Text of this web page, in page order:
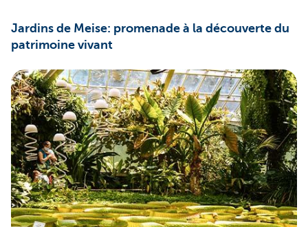
Jardins de Meise: promenade à la découverte du
patrimoine vivant